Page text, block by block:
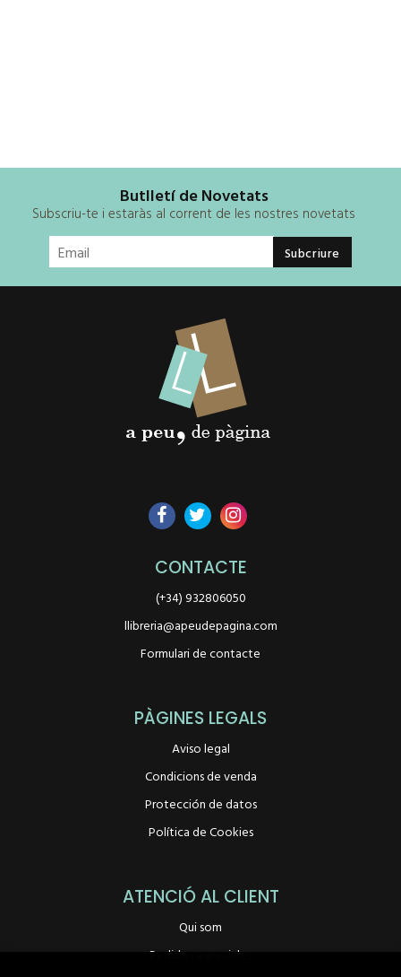
Butlletí de Novetats
Subscriu-te i estaràs al corrent de les nostres novetats
CONTACTE
(+34) 932806050
llibreria@apeudepagina.com
Formulari de contacte
PÀGINES LEGALS
Aviso legal
Condicions de venda
Protección de datos
Política de Cookies
ATENCIÓ AL CLIENT
Qui som
Pedidos especiales